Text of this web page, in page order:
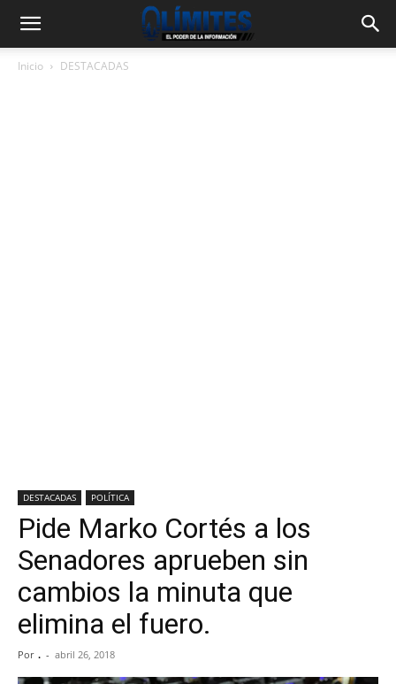
Inicio DESTACADAS
DESTACADAS POLÍTICA
Pide Marko Cortés a los
Senadores aprueben sin
cambios la minuta que
elimina el fuero.
Por . - abril 26, 2018